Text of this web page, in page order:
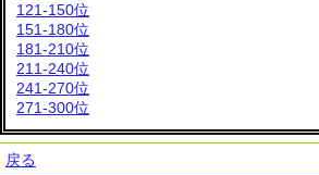
121-150位
151-180位
181-210位
211-240位
241-270位
271-300位
戻る